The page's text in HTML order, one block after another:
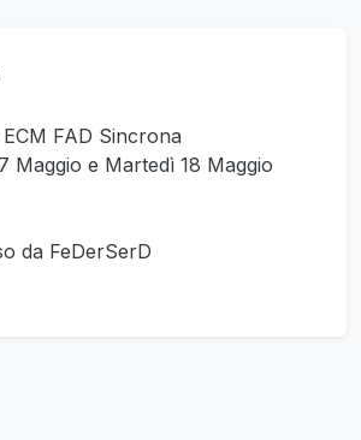
FAD Sincrona
Maggio e Martedì 18 Maggio
da FeDerSerD